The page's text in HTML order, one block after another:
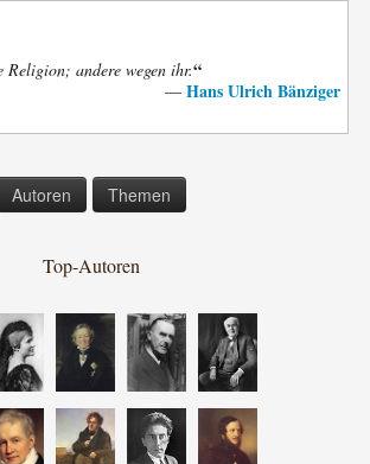
Religion; andere wegen ihr.“
— Hans Ulrich Bänziger
Autoren Themen
Top-Autoren